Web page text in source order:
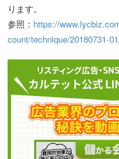
ります。
参照： https://
count/technique/20180731-